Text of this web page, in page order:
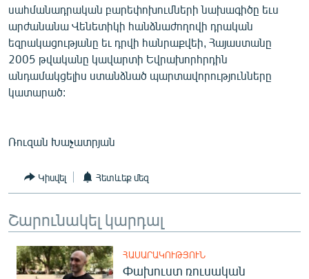
սահմանադրական բարեփոխումների նախագիծը եւս
արժանանա Վենետիկի հանձնաժողովի դրական
եզրակացությանը եւ դրվի հանրաքվեի, Հայաստանը
2005 թվականը կավարտի Եվրախորհրդին
անդամակցելիս ստանձնած պարտավորությունները
կատարած:
Ռուզան Խաչատրյան
Կիսվել Հետևեք մեզ
Շարունակել կարդալ
ՀԱՍԱՐԱԿՈՒԹՅՈՒՆ
Փախուստ ռուսական